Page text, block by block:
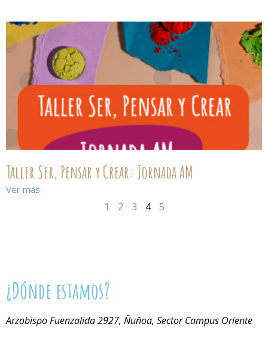
Taller Ser, Pensar y Crear: Jornada AM
Ver más
1 2 3 4 5
¿Dónde estamos?
Arzobispo Fuenzalida 2927, Ñuñoa, Sector Campus Oriente